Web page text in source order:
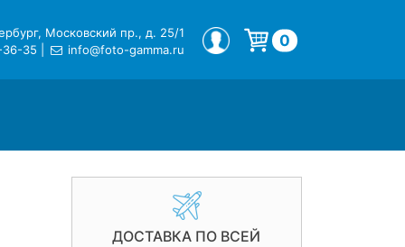
Московский пр., д. 25/1
36-35
info@foto-gamma.ru
МОЙ ПРОФИЛЬ 0
ДОСТАВКА ПО ВСЕЙ